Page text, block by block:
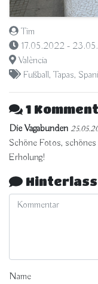
Tim
17.05.2022 -
València
Fußball, Tapas,
1
Die Vagabunden
Schöne Fotos,
Erholung!
Name